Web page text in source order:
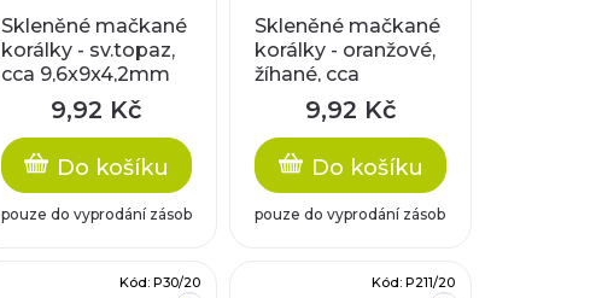
Skleněné mačkané
korálky - sv.topaz,
cca 9,6x9x4,2mm
9,92 Kč
Do košíku
pouze do vyprodání zásob
Skleněné mačkané
korálky - oranžové,
žíhané, cca
11,2x5,6mm
9,92 Kč
Do košíku
pouze do vyprodání zásob
Kód:P30/20 Kód: P211/20